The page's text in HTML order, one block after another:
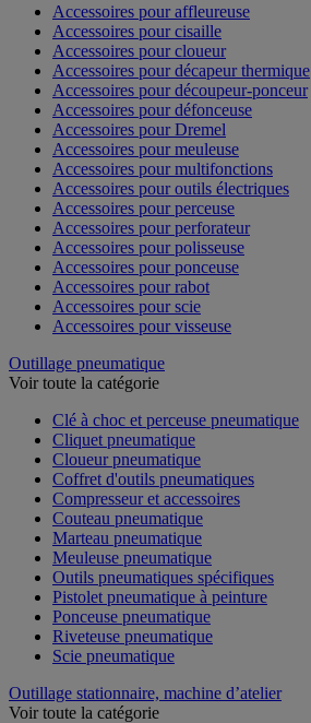
Accessoires pour affleureuse
Accessoires pour cisaille
Accessoires pour cloueur
Accessoires pour décapeur thermique
Accessoires pour découpeur-ponceur
Accessoires pour défonceuse
Accessoires pour Dremel
Accessoires pour meuleuse
Accessoires pour multifonctions
Accessoires pour outils électriques
Accessoires pour perceuse
Accessoires pour perforateur
Accessoires pour polisseuse
Accessoires pour ponceuse
Accessoires pour rabot
Accessoires pour scie
Accessoires pour visseuse
Outillage pneumatique
Voir toute la catégorie
Clé à choc et perceuse pneumatique
Cliquet pneumatique
Cloueur pneumatique
Coffret d'outils pneumatiques
Compresseur et accessoires
Couteau pneumatique
Marteau pneumatique
Meuleuse pneumatique
Outils pneumatiques spécifiques
Pistolet pneumatique à peinture
Ponceuse pneumatique
Riveteuse pneumatique
Scie pneumatique
Outillage stationnaire, machine d’atelier
Voir toute la catégorie